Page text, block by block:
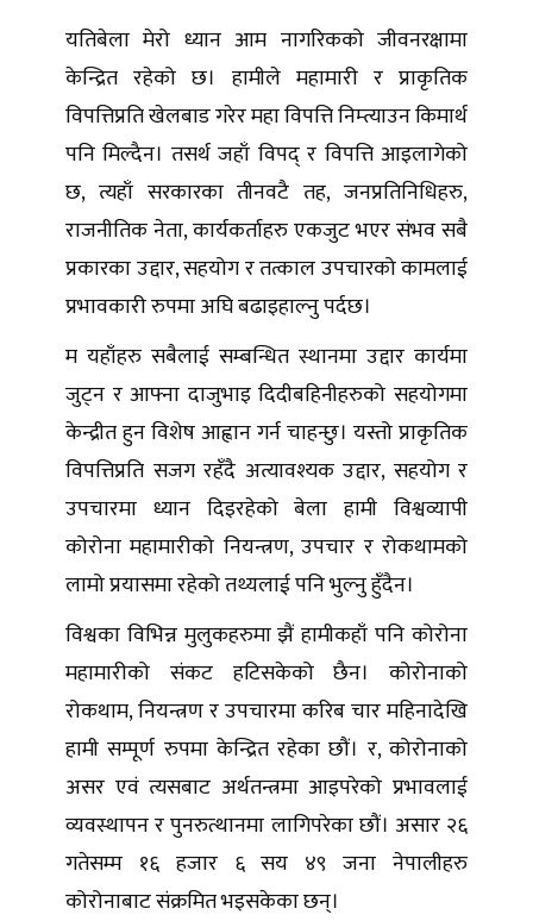
यतिबेला मेरो ध्यान आम नागरिकको जीवनरक्षामा
केन्द्रित रहेको छ। हामीले महामारी र प्राकृतिक
विपत्तिप्रति खेलबाड गरेर महा विपत्ति निम्त्याउन किमार्थ
पनि मिल्दैन। तसर्थ जहाँ विपद् र विपत्ति आइलागेको
छ, त्यहाँ सरकारका तीनवटै तह, जनप्रतिनिधिहरु,
राजनीतिक नेता, कार्यकर्ताहरु एकजुट भएर संभव सबै
प्रकारका उद्दार, सहयोग र तत्काल उपचारको कामलाई
प्रभावकारी रुपमा अघि बढाइहाल्नु पर्दछ।
म यहाँहरु सबैलाई सम्बन्धित स्थानमा उद्दार कार्यमा
जुट्न र आफ्ना दाजुभाइ दिदीबहिनीहरुको सहयोगमा
केन्द्रीत हुन विशेष आह्वान गर्न चाहन्छु। यस्तो प्राकृतिक
विपत्तिप्रति सजग रहँदै अत्यावश्यक उद्दार, सहयोग र
उपचारमा ध्यान दिइरहेको बेला हामी विश्वव्यापी
कोरोना महामारीको नियन्त्रण, उपचार र रोकथामको
लामो प्रयासमा रहेको तथ्यलाई पनि भुल्नु हुँदैन।
विश्वका विभिन्न मुलुकहरुमा झैं हामीकहाँ पनि कोरोना
महामारीको संकट हटिसकेको छैन। कोरोनाको
रोकथाम, नियन्त्रण र उपचारमा करिब चार महिनादेखि
हामी सम्पूर्ण रुपमा केन्द्रित रहेका छौं। र, कोरोनाको
असर एवं त्यसबाट अर्थतन्त्रमा आइपरेको प्रभावलाई
व्यवस्थापन र पुनरुत्थानमा लागिपरेका छौं। असार २६
गतेसम्म १६ हजार ६ सय ४९ जना नेपालीहरु
कोरोनाबाट संक्रमित भइसकेका छन्।